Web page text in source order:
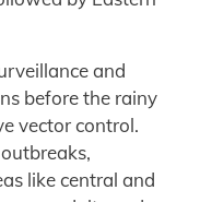
and
before the rainy
vector control.
like central and